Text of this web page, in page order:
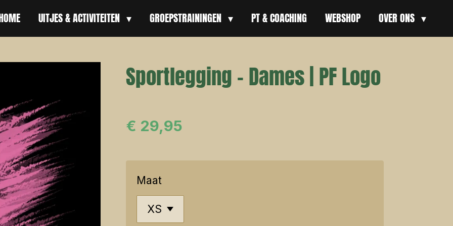
UITJES & ACTIVITEITEN GROEPSTRAININGEN PT & COACHING WEBSHOP OVER ONS
Sportlegging - Dames | PF Logo
€ 29,95
Maat